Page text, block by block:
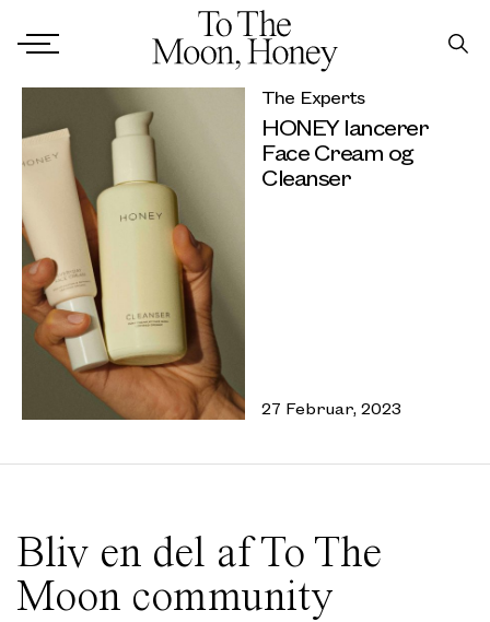
The Experts
HONEY lancerer
Face Cream og
Cleanser
27 Februar, 2023
Bliv en del af To The
Moon community